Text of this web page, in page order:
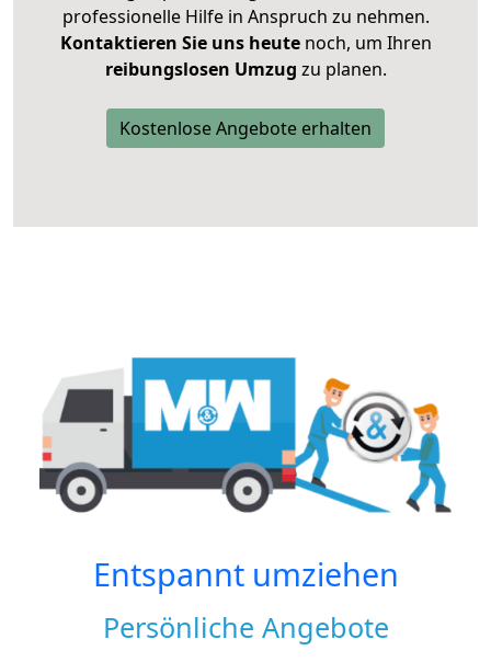
professionelle Hilfe in Anspruch zu nehmen.
Kontaktieren Sie uns heutenoch, um Ihren
reibungslosen Umzug zu planen.
Kostenlose Angebote erhalten
Entspannt umziehen
Persönliche Angebote